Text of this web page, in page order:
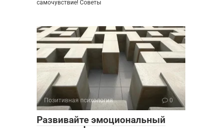
самочувствие! Советы
Позитивная психология 0
Развивайте эмоциональный